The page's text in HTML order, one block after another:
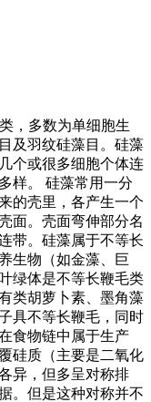
，多数为单细胞生
及羽纹硅藻目。硅藻
个或很多细胞个体连
样。 硅藻常用一分
的壳里，各产生一个
面。壳面弯伸部分名
带。硅藻属于不等长
生物（如金藻、巨
绿体是不等长鞭毛类
类胡萝卜素、墨角藻
具不等长鞭毛，同时
食物链中属于生产
硅质（主要是二氧化
异，但多呈对称排
。但是这种对称并不